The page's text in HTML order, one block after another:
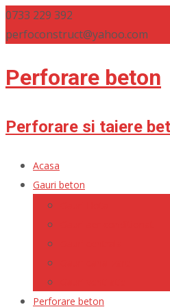
0733 229 392
perfoconstruct@yahoo.com
Perforare beton
Perforare si taiere
Skip
Acasa
Gauri beton
Perforare beton